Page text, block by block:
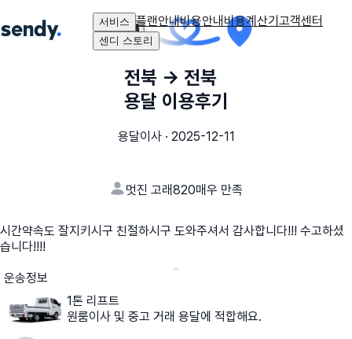
서비스 플랜안내비용안내비용계산기고객센터
센디 스토리
전북 → 전북
용달 이용후기
용달이사· 2025-12-11
멋진 고래820매우 만족
시간약속도 잘지키시구 친절하시구 도와주셔서 감사합니다!!! 수고하셨
습니다!!!!
운송정보
1톤 리프트
원룸이사 및 중고 거래 용달에 적합해요.